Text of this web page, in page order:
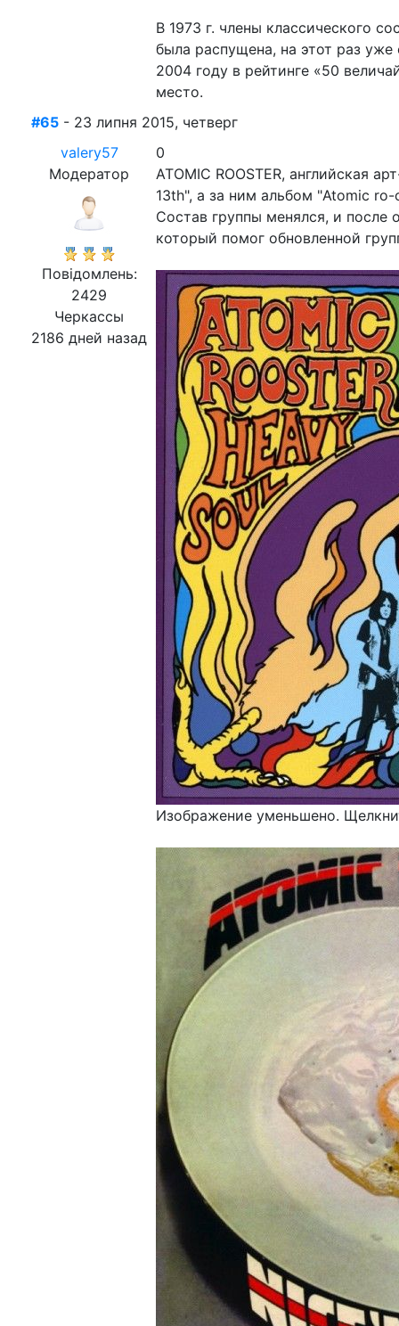
В 1973 г. члены классического
была распущена, на этот раз
2004 году в рейтинге «50
место.
#65 - 23 липня 2015, четверг
valery57
Модератор
Повідомлень:
2429
Черкассы
2186 дней назад
0
ATOMIC ROOSTER, английская
13th", а за ним альбом "Atomic
Состав группы менялся, и после
который помог обновленной
Изображение уменьшено.